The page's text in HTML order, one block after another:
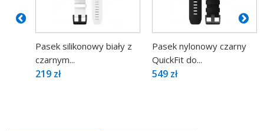
Pasek silikonowy biały z
czarnym...
219 zł
Pasek nylonowy czarny
QuickFit do...
549 zł